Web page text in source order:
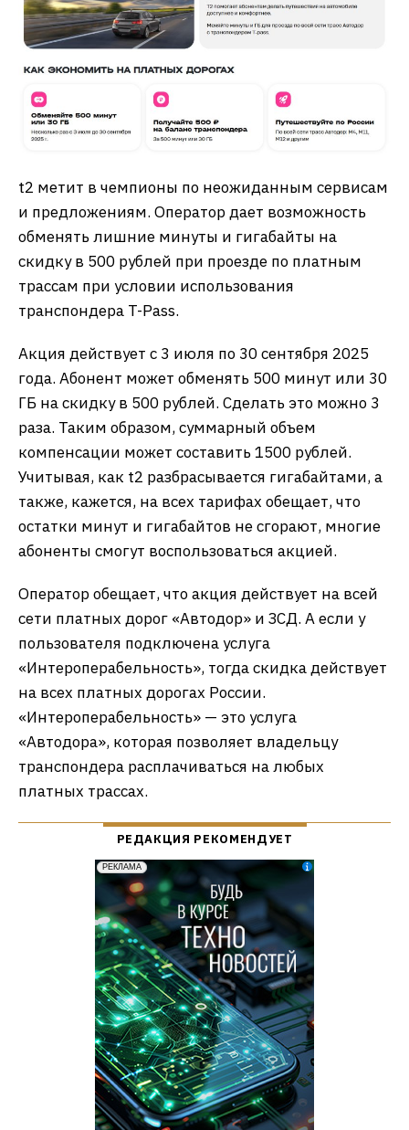
t2 метит в чемпионы по неожиданным сервисам
и предложениям. Оператор дает возможность
обменять лишние минуты и гигабайты на
скидку в 500 рублей при проезде по платным
трассам при условии использования
транспондера T-Pass.
Акция действует с 3 июля по 30 сентября 2025
года. Абонент может обменять 500 минут или 30
ГБ на скидку в 500 рублей. Сделать это можно 3
раза. Таким образом, суммарный объем
компенсации может составить 1500 рублей.
Учитывая, как t2 разбрасывается гигабайтами, а
также, кажется, на всех тарифах обещает, что
остатки минут и гигабайтов не сгорают, многие
абоненты смогут воспользоваться акцией.
Оператор обещает, что акция действует на всей
сети платных дорог «Автодор» и ЗСД. А если у
пользователя подключена услуга
«Интероперабельность», тогда скидка действует
на всех платных дорогах России.
«Интероперабельность» — это услуга
«Автодора», которая позволяет владельцу
транспондера расплачиваться на любых
платных трассах.